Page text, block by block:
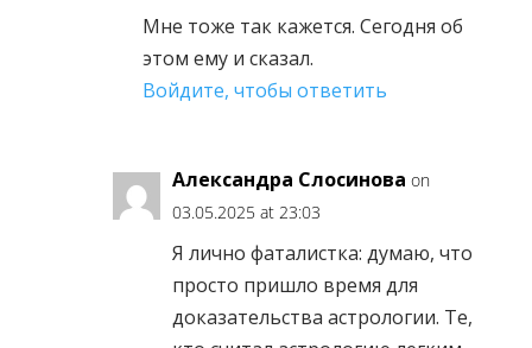
Мне тоже так кажется. Сегодня об
этом ему и сказал.
Войдите, чтобы ответить
Александра Слосинова on
03.05.2025 at 23:03
Я лично фаталистка: думаю, что
просто пришло время для
доказательства астрологии. Те,